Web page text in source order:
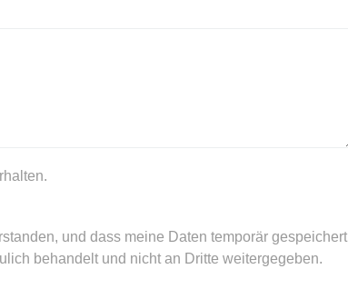
und dass meine Daten temporär gespeichert
behandelt und nicht an Dritte weitergegeben.